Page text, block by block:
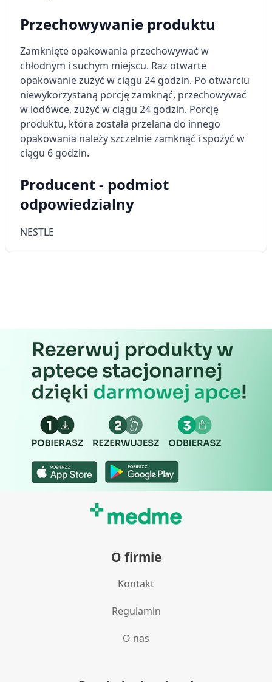
Przechowywanie produktu
Zamknięte opakowania przechowywać w
chłodnym i suchym miejscu. Raz otwarte
opakowanie zużyć w ciągu 24 godzin. Po otwarciu
niewykorzystaną porcję zamknąć, przechowywać
w lodówce, zużyć w ciągu 24 godzin. Porcję
produktu, która została przelana do innego
opakowania należy szczelnie zamknąć i spożyć w
ciągu 6 godzin.
Producent - podmiot
odpowiedzialny
NESTLE
O firmie
Kontakt
Regulamin
O nas
aktywnie żądanych informacji
Cele przetwarzania inne niż IAB:
Niezbędne
Wydajność (Performance)
Reklama / śledzenie